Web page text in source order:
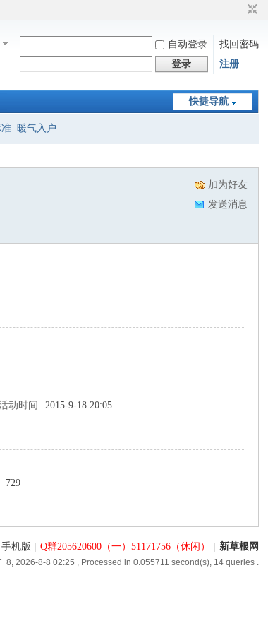
自动登录
找回密码
登录 注册
快捷导航
暖气入户
加为好友
发送消息
动时间
2015-9-18 20:05
729
手机版 Q群205620600（一）51171756（休闲） 新草根网
2026-8-8 02:25 , Processed in 0.055711 second(s), 14 queries .